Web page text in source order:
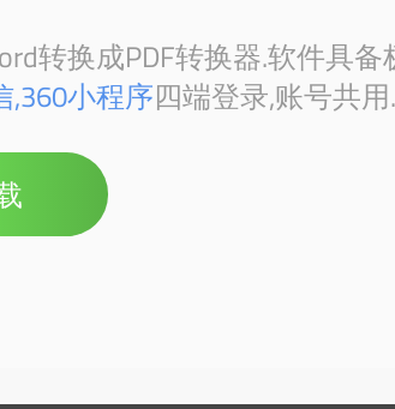
转换成PDF转换器.软件具
,360小程序四端登录,账号共用.